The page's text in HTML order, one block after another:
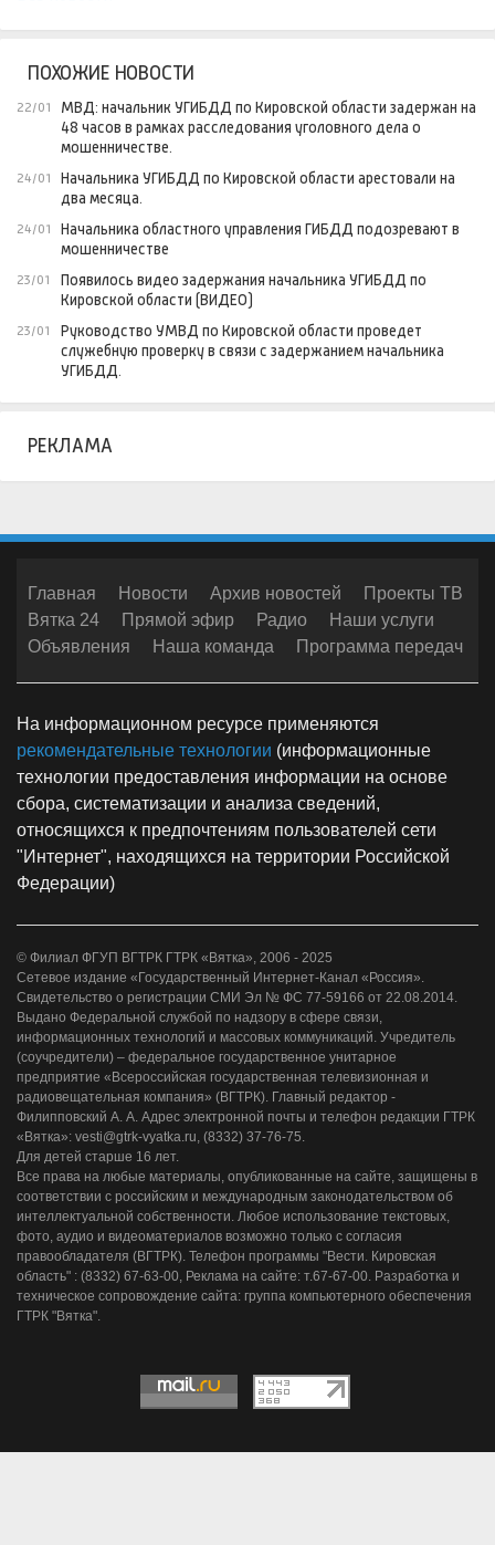
ПОХОЖИЕ НОВОСТИ
22/01
МВД: начальник УГИБДД по Кировской области задержан на
48 часов в рамках расследования уголовного дела о
мошенничестве.
24/01
Начальника УГИБДД по Кировской области арестовали на
два месяца.
24/01
Начальника областного управления ГИБДД подозревают в
мошенничестве
23/01
Появилось видео задержания начальника УГИБДД по
Кировской области (ВИДЕО)
23/01
Руководство УМВД по Кировской области проведет
служебную проверку в связи с задержанием начальника
УГИБДД.
РЕКЛАМА
Главная Новости Архив новостей
Проекты ТВ
Вятка 24
Прямой эфир Радио
Наши услуги
Объявления
Наша команда Программа передач
На информационном ресурсе применяются
рекомендательные технологии (информационные
технологии предоставления информации на основе
сбора, систематизации и анализа сведений,
относящихся к предпочтениям пользователей сети
"Интернет", находящихся на территории Российской
Федерации)
© Филиал ФГУП ВГТРК ГТРК «Вятка», 2006 - 2025
Сетевое издание «Государственный Интернет-Канал «Россия».
Свидетельство о регистрации СМИ Эл № ФС 77-59166 от 22.08.2014.
Выдано Федеральной службой по надзору в сфере связи,
информационных технологий и массовых коммуникаций. Учредитель
(соучредители) – федеральное государственное унитарное
предприятие «Всероссийская государственная телевизионная и
радиовещательная компания» (ВГТРК). Главный редактор -
Филипповский А. А. Адрес электронной почты и телефон редакции ГТРК
«Вятка»: vesti@gtrk-vyatka.ru, (8332) 37-76-75.
Для детей старше 16 лет.
Все права на любые материалы, опубликованные на сайте, защищены в
соответствии с российским и международным законодательством об
интеллектуальной собственности. Любое использование текстовых,
фото, аудио и видеоматериалов возможно только с согласия
правообладателя (ВГТРК). Телефон программы "Вести. Кировская
область" : (8332) 67-63-00, Реклама на сайте: т.67-67-00. Разработка и
техническое сопровождение сайта: группа компьютерного обеспечения
ГТРК "Вятка".